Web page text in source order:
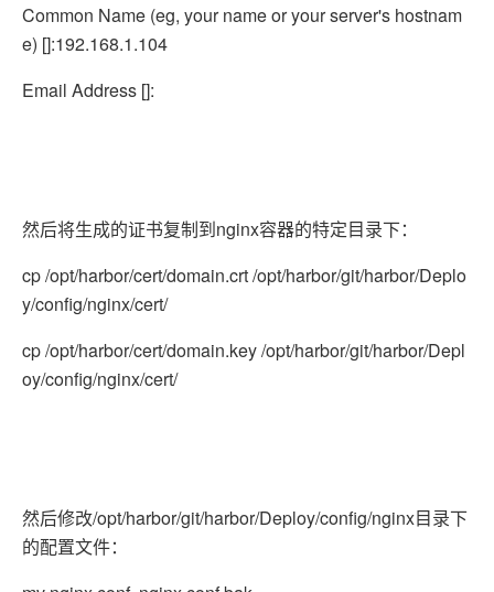
Common Name (eg, your name or your server's hostnam
e) []:192.168.1.104
Email Address []:
然后将生成的证书复制到nginx容器的特定目录下：
cp /opt/harbor/cert/domain.crt /opt/harbor/git/harbor/Deplo
y/config/nginx/cert/
cp /opt/harbor/cert/domain.key /opt/harbor/git/harbor/Depl
oy/config/nginx/cert/
然后修改/opt/harbor/git/harbor/Deploy/config/nginx目录下
的配置文件：